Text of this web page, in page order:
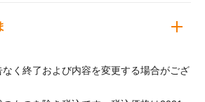
く終了および内容を変更する場合がござ